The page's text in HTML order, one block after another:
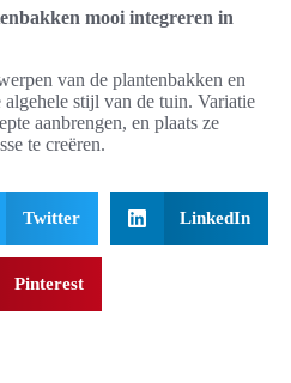
mooi integreren in
van de plantenbakken en
algehele stijl van de tuin. Variatie
aanbrengen, en plaats ze
te creëren.
Twitter LinkedIn
Pinterest